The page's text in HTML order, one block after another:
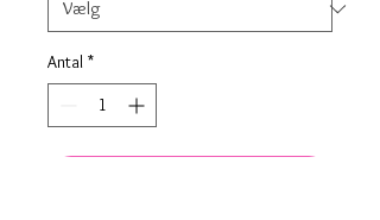
Antal *